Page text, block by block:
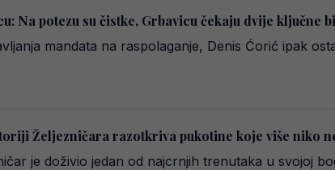
Na potezu su čistke, Grbavicu čekaju dvije ključne
mandata na raspolaganje, Denis Ćorić ipak
Željezničara razotkriva pukotine koje više niko
je doživio jedan od najcrnjih trenutaka u svojoj